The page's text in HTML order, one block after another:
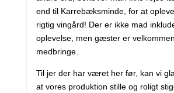
end til Karrebæksminde, for at
rigtig vingård! Der er ikke mad
oplevelse, men gæster er
medbringe.
Til jer der har været her før, kan vi
at vores produktion stille og roligt